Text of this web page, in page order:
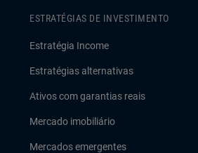
ESTRATÉGIAS DE INVESTIMENTO
Estratégia Income
Estratégias alternativas
Ativos com garantias reais
Mercado imobiliário
Mercados emergentes